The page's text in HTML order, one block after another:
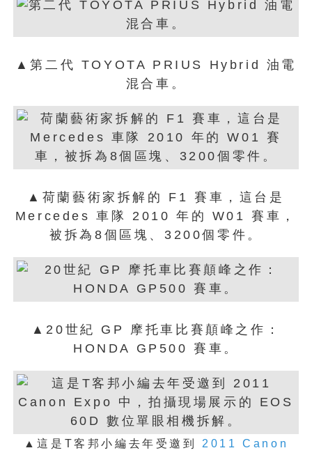
▲第二代 TOYOTA PRIUS Hybrid 油電
混合車。
▲荷蘭藝術家拆解的 F1 賽車，這台是
Mercedes 車隊 2010 年的 W01 賽車，
被拆為8個區塊、3200個零件。
▲20世紀 GP 摩托車比賽顛峰之作：
HONDA GP500 賽車。
▲這是T客邦小編去年受邀到 2011 Canon